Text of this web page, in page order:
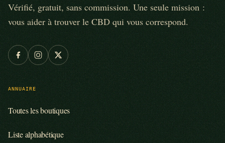
Vérifié, gratuit, sans commission. Une seule mission :
vous aider à trouver le CBD qui vous correspond.
ANNUAIRE
Toutes les boutiques
Liste alphabétique